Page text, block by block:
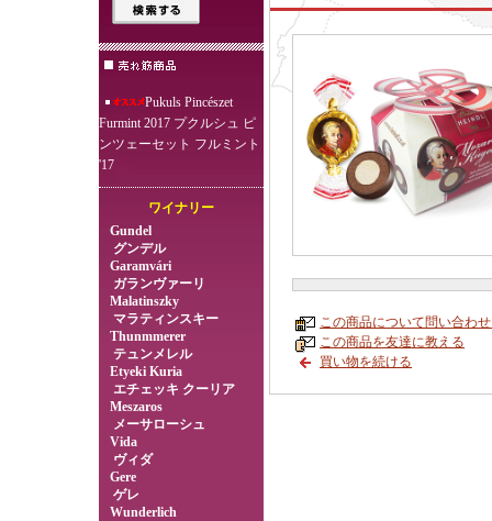
Pukuls Pincészet
Furmint 2017 プクルシュ ピ
ンツェーセット フルミント
'17
ワイナリー
Gundel
グンデル
Garamvári
ガランヴァーリ
Malatinszky
マラティンスキー
Thunmmerer
テュンメレル
Etyeki Kuria
エチェッキ クーリア
Meszaros
メーサローシュ
Vida
ヴィダ
Gere
ゲレ
Wunderlich
この商品について問い合わ
この商品を友達に教える
買い物を続ける